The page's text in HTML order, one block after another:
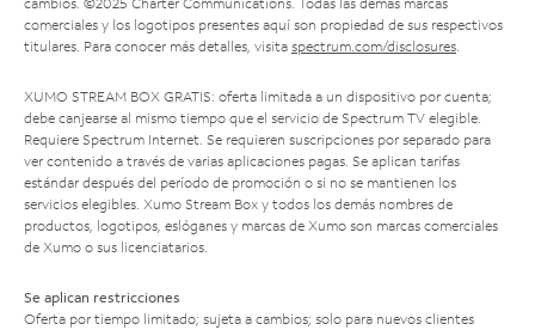
comerciales y los logotipos presentes aquí son propiedad de sus respectivos
titulares. Para conocer más detalles, visita spectrum.com/disclosures.
XUMO STREAM BOX GRATIS: oferta limitada a un dispositivo por cuenta;
debe canjearse al mismo tiempo que el servicio de Spectrum TV elegible.
Requiere Spectrum Internet. Se requieren suscripciones por separado para
ver contenido a través de varias aplicaciones pagas. Se aplican tarifas
estándar después del período de promoción o si no se mantienen los
servicios elegibles. Xumo Stream Box y todos los demás nombres de
productos, logotipos, eslóganes y marcas de Xumo son marcas comerciales
de Xumo o sus licenciatarios.
Se aplican restricciones
Oferta por tiempo limitado; sujeta a cambios; solo para nuevos clientes